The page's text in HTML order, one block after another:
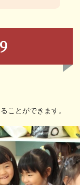
ことができます。